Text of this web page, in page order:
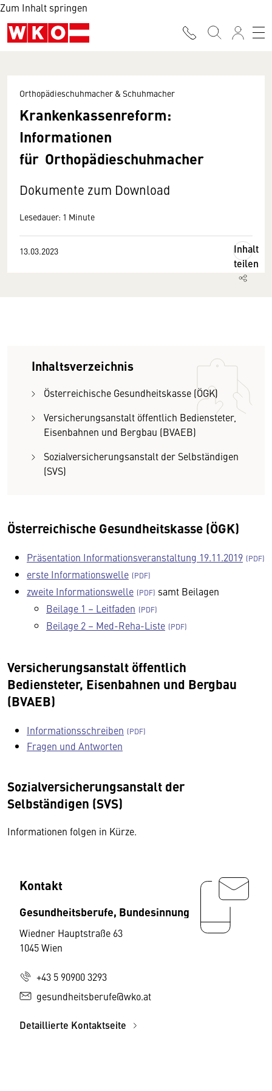
Zum Inhalt springen
Orthopädieschuhmacher & Schuhmacher
Krankenkassenreform:
Informationen
für Orthopädieschuhmacher
Dokumente zum Download
Lesedauer: 1 Minute
13.03.2023
Inhalt
teilen
Inhaltsverzeichnis
Österreichische Gesundheitskasse (ÖGK)
Versicherungsanstalt öffentlich Bediensteter,
Eisenbahnen und Bergbau (BVAEB)
Sozialversicherungsanstalt der Selbständigen
(SVS)
Österreichische Gesundheitskasse (ÖGK)
Präsentation Informationsveranstaltung 19.11.2019
erste Informationswelle
zweite Informationswelle
samt Beilagen
Beilage 1 – Leitfaden
Beilage 2 – Med-Reha-Liste
Versicherungsanstalt öffentlich
Bediensteter, Eisenbahnen und Bergbau
(BVAEB)
Informationsschreiben
Fragen und Antworten
Sozialversicherungsanstalt der
Selbständigen (SVS)
Informationen folgen in Kürze.
Kontakt
Gesundheitsberufe, Bundesinnung
Wiedner Hauptstraße 63
1045 Wien
+43 5 90900 3293
gesundheitsberufe@wko.at
Detaillierte Kontaktseite